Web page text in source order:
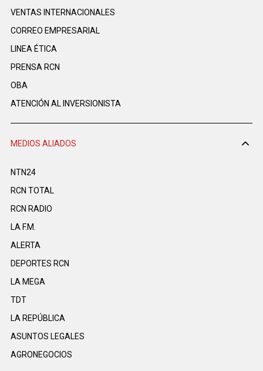
VENTAS INTERNACIONALES
CORREO EMPRESARIAL
LINEA ÉTICA
PRENSA RCN
OBA
ATENCIÓN AL INVERSIONISTA
MEDIOS ALIADOS
NTN24
RCN TOTAL
RCN RADIO
LA F.M.
ALERTA
DEPORTES RCN
LA MEGA
TDT
LA REPÚBLICA
ASUNTOS LEGALES
AGRONEGOCIOS